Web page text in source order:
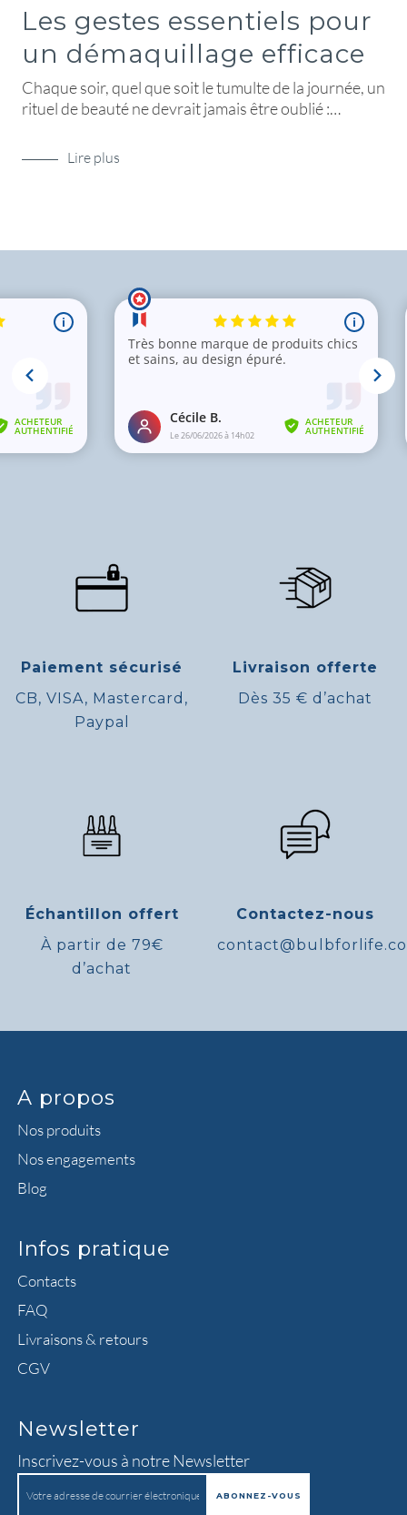
Les gestes essentiels pour
un démaquillage efficace
Chaque soir, quel que soit le tumulte de la journée, un
rituel de beauté ne devrait jamais être oublié :…
Lire plus
Paiement sécurisé
CB, VISA, Mastercard,
Paypal
Livraison offerte
Dès 35 € d’achat
Échantillon offert
À partir de 79€
d’achat
Contactez-nous
A propos
Nos produits
Nos engagements
Blog
Infos pratique
Contacts
FAQ
Livraisons & retours
CGV
Newsletter
Inscrivez-vous à notre Newsletter